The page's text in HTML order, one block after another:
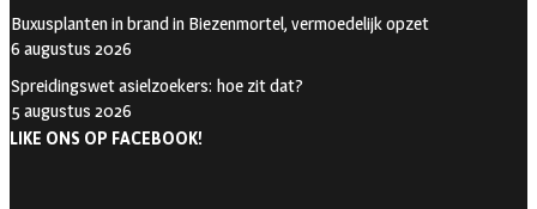
Buxusplanten in brand in Biezenmortel, vermoedelijk opzet
6 augustus 2026
Spreidingswet asielzoekers: hoe zit dat?
5 augustus 2026
LIKE ONS OP FACEBOOK!